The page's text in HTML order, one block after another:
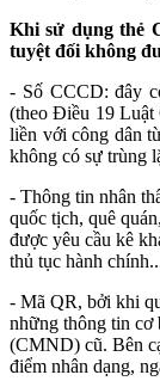
Khi sử dụng thẻ
tuyệt đối không
- Số CCCD: đây
(theo Điều 19 Luật
liền với công dân
không có sự trùng
- Thông tin nhân
quốc tịch, quê
được yêu cầu kê
thủ tục hành
- Mã QR, bởi khi
những thông tin cơ
(CMND) cũ. Bên
điểm nhân dạng,